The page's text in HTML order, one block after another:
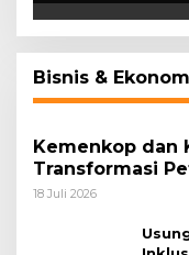
Bisnis &
Kemenkop dan
Transformasi
18 Juli 2026